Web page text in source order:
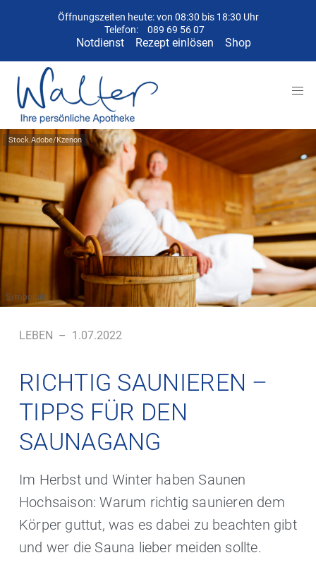
Öffnungszeiten heute: von 08:30 bis 18:30 Uhr
Telefon:
089 69 56 07
Notdienst Rezept einlösen Shop
Stock.Adobe/Kzenon
Symbolbild
LEBEN – 1.07.2022
RICHTIG SAUNIEREN –
TIPPS FÜR DEN
SAUNAGANG
Im Herbst und Winter haben Saunen
Hochsaison: Warum richtig saunieren dem
Körper guttut, was es dabei zu beachten gibt
und wer die Sauna lieber meiden sollte.